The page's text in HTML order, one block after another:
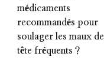
médicaments
recommandés pour
soulager les maux de
tête fréquents ?